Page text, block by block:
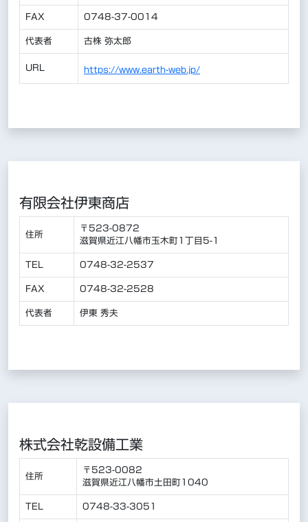
FAX 0748-37-0014
代表者 古株 弥太郎
URL https://www.earth-web.jp/
有限会社伊東商店
住所
〒523-0872
滋賀県近江八幡市玉木町1丁目5-1
TEL 0748-32-2537
FAX 0748-32-2528
代表者 伊東 秀夫
株式会社乾設備工業
住所
〒523-0082
滋賀県近江八幡市土田町1040
TEL 0748-33-3051